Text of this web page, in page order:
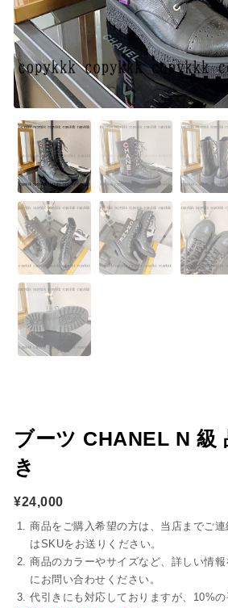
ブーツ CHANEL N 級
き
¥24,000
商品をご購入希望の方は、当店までご
はSKUをお送りください。
商品のカラーやサイズなど、詳しい情
にお問い合わせください。
代引きにも対応しておりますが、10%の